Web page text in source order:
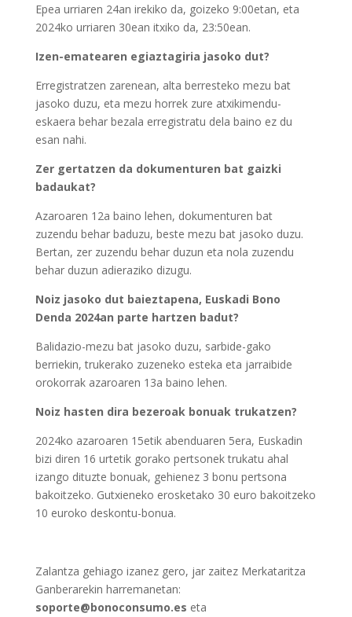
Epea urriaren 24an irekiko da, goizeko 9:00etan, eta
2024ko urriaren 30ean itxiko da, 23:50ean.
Izen-ematearen egiaztagiria jasoko dut?
Erregistratzen zarenean, alta berresteko mezu bat
jasoko duzu, eta mezu horrek zure atxikimendu-
eskaera behar bezala erregistratu dela baino ez du
esan nahi.
Zer gertatzen da dokumenturen bat gaizki
badaukat?
Azaroaren 12a baino lehen, dokumenturen bat
zuzendu behar baduzu, beste mezu bat jasoko duzu.
Bertan, zer zuzendu behar duzun eta nola zuzendu
behar duzun adieraziko dizugu.
Noiz jasoko dut baieztapena, Euskadi Bono
Denda 2024an parte hartzen badut?
Balidazio-mezu bat jasoko duzu, sarbide-gako
berriekin, trukerako zuzeneko esteka eta jarraibide
orokorrak azaroaren 13a baino lehen.
Noiz hasten dira bezeroak bonuak trukatzen?
2024ko azaroaren 15etik abenduaren 5era, Euskadin
bizi diren 16 urtetik gorako pertsonek trukatu ahal
izango dituzte bonuak, gehienez 3 bonu pertsona
bakoitzeko. Gutxieneko erosketako 30 euro bakoitzeko
10 euroko deskontu-bonua.
Zalantza gehiago izanez gero, jar zaitez Merkataritza
Ganberarekin harremanetan:
soporte@bonoconsumo.es eta